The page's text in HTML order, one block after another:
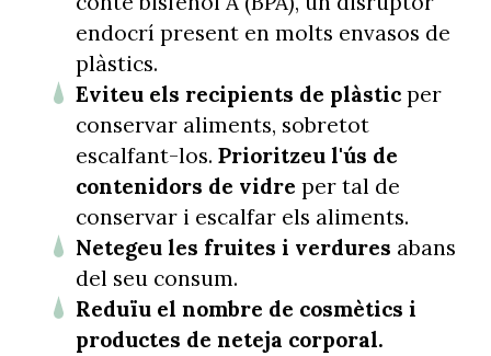
endocrí present en molts envasos de
plàstics.
Eviteu els recipients de plàsticper
conservar aliments, sobretot
escalfant-los. Prioritzeu l'ús de
contenidors de vidre per tal de
conservar i escalfar els aliments.
Netegeu les fruites i verdures abans
del seu consum.
Reduïu el nombre de cosmètics i
productes de neteja corporal.